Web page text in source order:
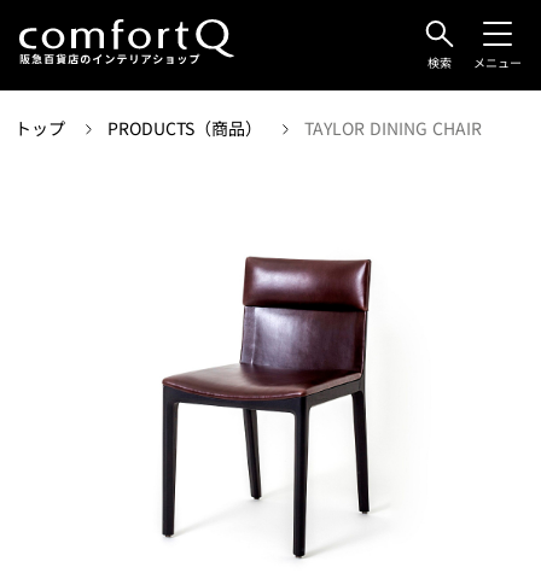
検索 メニュー
トップ PRODUCTS（商品） TAYLOR DINING CHAIR